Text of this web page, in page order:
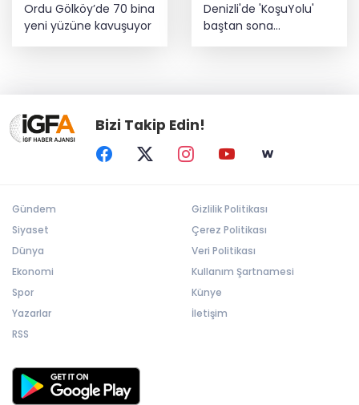
Ordu Gölköy’de 70 bina
yeni yüzüne kavuşuyor
Denizli'de 'KoşuYolu'
baştan sona
yenileniyor
Bizi Takip Edin!
Gündem
Siyaset
Dünya
Ekonomi
Spor
Yazarlar
RSS
Gizlilik Politikası
Çerez Politikası
Veri Politikası
Kullanım Şartnamesi
Künye
İletişim